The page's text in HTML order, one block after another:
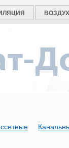
ВОЗДУХ